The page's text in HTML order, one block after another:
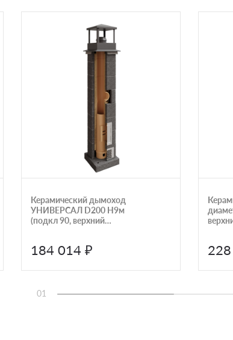
Керамический дымоход
УНИВЕРСАЛ D200 H9м
(подкл 90, верхний
184 014 ₽
01